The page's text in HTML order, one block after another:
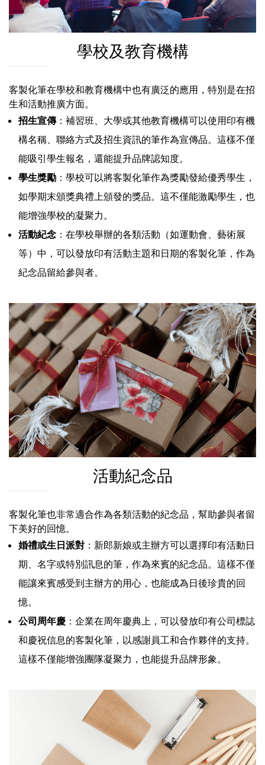
學校及教育機構
客製化筆在學校和教育機構中也有廣泛的應用，特別是在招
生和活動推廣方面。
招生宣傳：補習班、大學或其他教育機構可以使用印有機
構名稱、聯絡方式及招生資訊的筆作為宣傳品。這樣不僅
能吸引學生報名，還能提升品牌認知度。
學生獎勵 ：學校可以將客製化筆作為獎勵發給優秀學生，
如學期末頒獎典禮上頒發的獎品。這不僅能激勵學生，也
能增強學校的凝聚力。
活動紀念 ：在學校舉辦的各類活動（如運動會、藝術展
等）中，可以發放印有活動主題和日期的客製化筆，作為
紀念品留給參與者。
活動紀念品
客製化筆也非常適合作為各類活動的紀念品，幫助參與者留
下美好的回憶。
婚禮或生日派對 ：新郎新娘或主辦方可以選擇印有活動日
期、名字或特別訊息的筆，作為來賓的紀念品。這樣不僅
能讓來賓感受到主辦方的用心，也能成為日後珍貴的回
憶。
公司周年慶 ：企業在周年慶典上，可以發放印有公司標誌
和慶祝信息的客製化筆，以感謝員工和合作夥伴的支持。
這樣不僅能增強團隊凝聚力，也能提升品牌形象。